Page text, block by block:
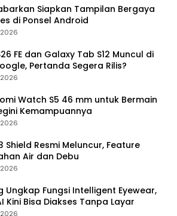
Siapkan Tampilan Bergaya
di Ponsel Android
FE dan Galaxy Tab S12 Muncul di
Pertanda Segera Rilis?
Watch S5 46 mm untuk Bermain
Kemampuannya
Shield Resmi Meluncur, Feature
Air dan Debu
Ungkap Fungsi Intelligent Eyewear,
Kini Bisa Diakses Tanpa Layar